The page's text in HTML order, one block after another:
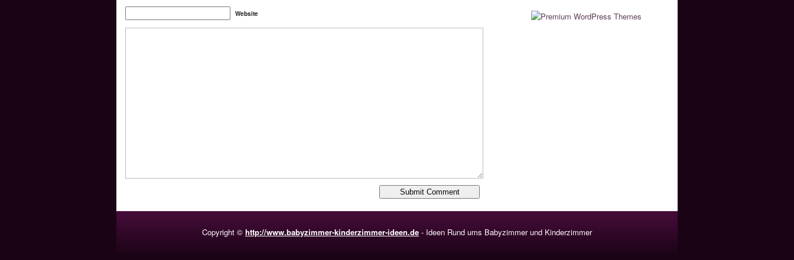
Website
Copyright © http://www.babyzimmer-kinderzimmer-ideen.de - Ideen Rund ums Babyzimmer und Kinderzimmer